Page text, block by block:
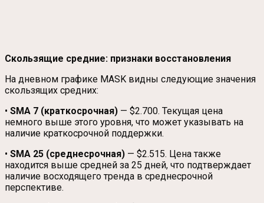
Скользящие средние: признаки восстановления
На дневном графике MASK видны следующие значения
скользящих средних:
• SMA 7 (краткосрочная) — $2.700. Текущая цена
немного выше этого уровня, что может указывать на
наличие краткосрочной поддержки.
• SMA 25 (среднесрочная) — $2.515. Цена также
находится выше средней за 25 дней, что подтверждает
наличие восходящего тренда в среднесрочной
перспективе.